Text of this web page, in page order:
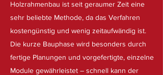
Holzrahmenbau ist seit geraumer Zeit eine
sehr beliebte Methode, da das Verfahren
kostengünstig und wenig zeitaufwändig ist.
Die kurze Bauphase wird besonders durch
fertige Planungen und vorgefertigte, einzelne
Module gewährleistet – schnell kann der